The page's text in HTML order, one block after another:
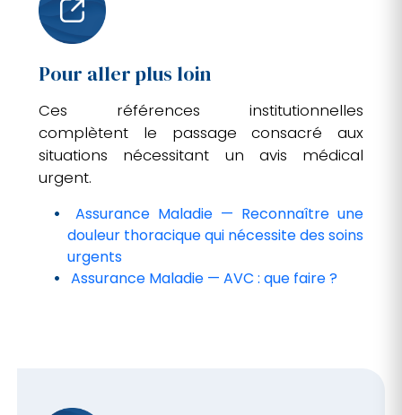
Pour aller plus loin
Ces références institutionnelles
complètent le passage consacré aux
situations nécessitant un avis médical
urgent.
Assurance Maladie — Reconnaître une
douleur thoracique qui nécessite des soins
urgents
Assurance Maladie — AVC : que faire ?